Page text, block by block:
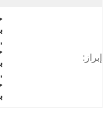
إبراز:
,
,